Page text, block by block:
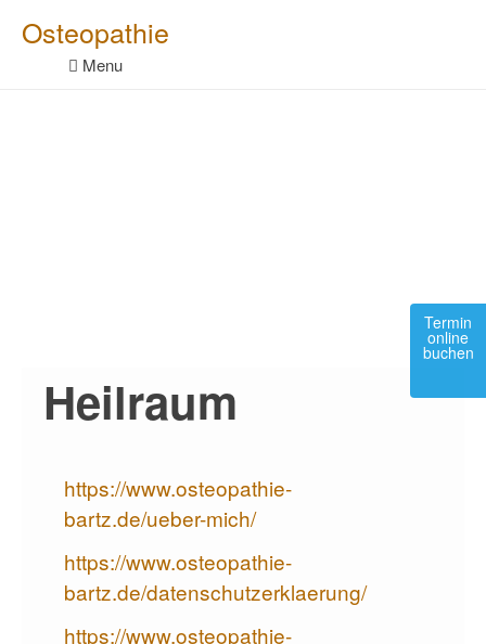
Osteopathie
Menu
Heilraum
https://www.osteopathie-
bartz.de/ueber-mich/
https://www.osteopathie-
bartz.de/datenschutzerklaerung/
https://www.osteopathie-
Termin
online
buchen